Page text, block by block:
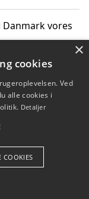
vores
vores
×
cookies
Ved
alle cookies i
Detaljer
COOKIES